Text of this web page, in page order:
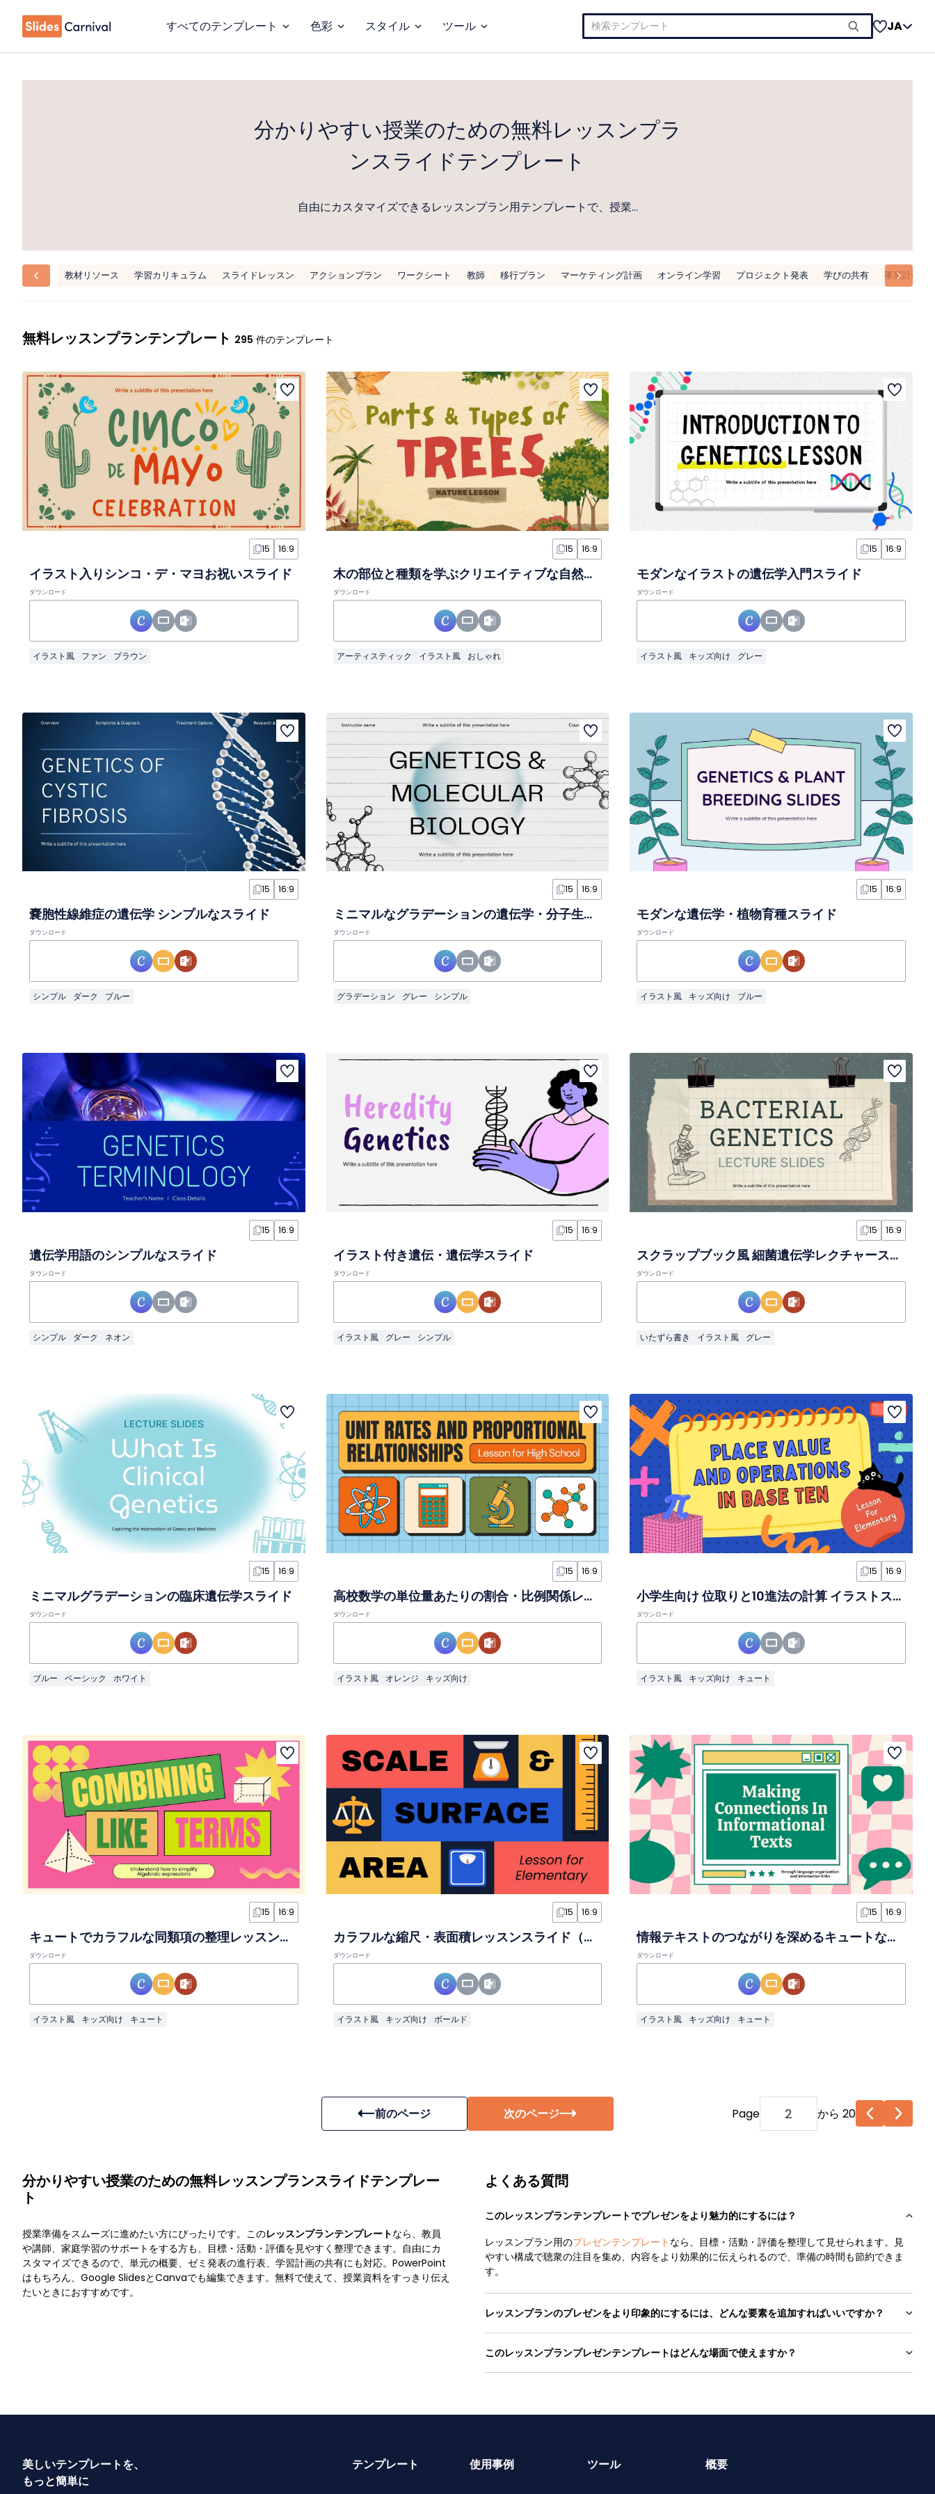
すべてのテンプレート 色彩 スタイル ツール
検
索:
JA
分かりやすい授業のための無料レッスンプラ
ンスライドテンプレート
自由にカスタマイズできるレッスンプラン用テンプレートで、授業…
教材リソース 学習カリキュラム スライドレッスン アクションプラン ワークシート 教師 移行プラン マーケティング計画 オンライン学習 プロジェクト発表 学びの共有 事業計画
無料レッスンプランテンプレート 295 件のテンプレート
15 16:9
イラスト入りシンコ・デ・マヨお祝いスライド
ダウンロード
イラスト風 ファン ブラウン
15 16:9
木の部位と種類を学ぶクリエイティブな自然学習スライド
ダウンロード
アーティスティック イラスト風 おしゃれ
15 16:9
モダンなイラストの遺伝学入門スライド
ダウンロード
イラスト風 キッズ向け グレー
15 16:9
嚢胞性線維症の遺伝学 シンプルなスライド
ダウンロード
シンプル ダーク ブルー
15 16:9
ミニマルなグラデーションの遺伝学・分子生物学スライド
ダウンロード
グラデーション グレー シンプル
15 16:9
モダンな遺伝学・植物育種スライド
ダウンロード
イラスト風 キッズ向け ブルー
15 16:9
遺伝学用語のシンプルなスライド
ダウンロード
シンプル ダーク ネオン
15 16:9
イラスト付き遺伝・遺伝学スライド
ダウンロード
イラスト風 グレー シンプル
15 16:9
スクラップブック風 細菌遺伝学レクチャースライド
ダウンロード
いたずら書き イラスト風 グレー
15 16:9
ミニマルグラデーションの臨床遺伝学スライド
ダウンロード
ブルー ベーシック ホワイト
15 16:9
高校数学の単位量あたりの割合・比例関係レッスンスライド
ダウンロード
イラスト風 オレンジ キッズ向け
15 16:9
小学生向け 位取りと10進法の計算 イラストスライド
ダウンロード
イラスト風 キッズ向け キュート
15 16:9
キュートでカラフルな同類項の整理レッスンスライド
ダウンロード
イラスト風 キッズ向け キュート
15 16:9
カラフルな縮尺・表面積レッスンスライド（小学生向け）
ダウンロード
イラスト風 キッズ向け ボールド
15 16:9
情報テキストのつながりを深めるキュートな高校授業スライド
ダウンロード
イラスト風 キッズ向け キュート
前のページ 次のページ Page から 20
分かりやすい授業のための無料レッスンプランスライドテンプレー
ト
授業準備をスムーズに進めたい方にぴったりです。このレッスンプランテンプレートなら、教員
や講師、家庭学習のサポートをする方も、目標・活動・評価を見やすく整理できます。自由にカ
スタマイズできるので、単元の概要、ゼミ発表の進行表、学習計画の共有にも対応。PowerPoint
はもちろん、Google SlidesとCanvaでも編集できます。無料で使えて、授業資料をすっきり伝え
たいときにおすすめです。
よくある質問
このレッスンプランテンプレートでプレゼンをより魅力的にするには？
レッスンプラン用のプレゼンテンプレート なら、目標・活動・評価を整理して見せられます。見
やすい構成で聴衆の注目を集め、内容をより効果的に伝えられるので、準備の時間も節約できま
す。
レッスンプランのプレゼンをより印象的にするには、どんな要素を追加すればいいですか？
このレッスンプランプレゼンテンプレートはどんな場面で使えますか？
美しいテンプレートを、
もっと簡単に
テンプレート 使用事例 ツール 概要